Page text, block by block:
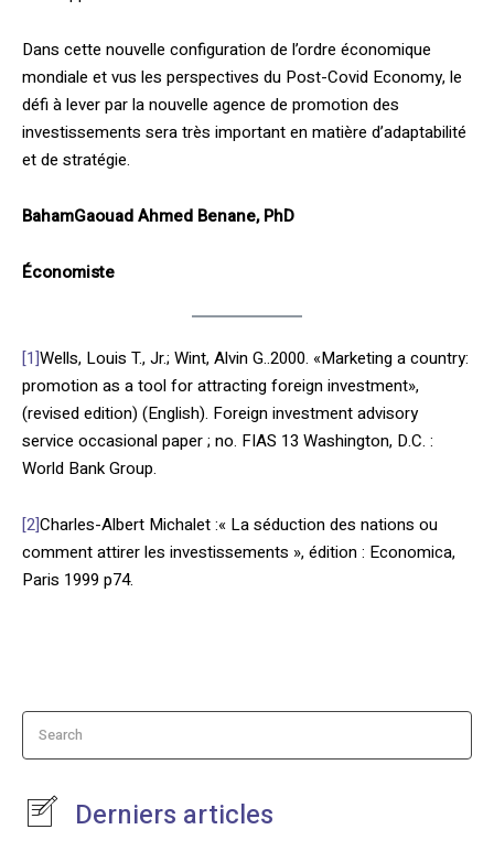
Dans cette nouvelle configuration de l’ordre économique
mondiale et vus les perspectives du Post-Covid Economy, le
défi à lever par la nouvelle agence de promotion des
investissements sera très important en matière d’adaptabilité
et de stratégie.
BahamGaouad Ahmed Benane, PhD
Économiste
[1]Wells, Louis T., Jr.; Wint, Alvin G..2000. «Marketing a country:
promotion as a tool for attracting foreign investment»,
(revised edition) (English). Foreign investment advisory
service occasional paper ; no. FIAS 13 Washington, D.C. :
World Bank Group.
[2]Charles-Albert Michalet :« La séduction des nations ou
comment attirer les investissements », édition : Economica,
Paris 1999 p74.
Search
Derniers articles